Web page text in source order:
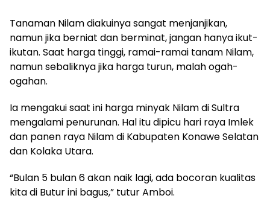
Tanaman Nilam diakuinya sangat menjanjikan,
namun jika berniat dan berminat, jangan hanya ikut-
ikutan. Saat harga tinggi, ramai-ramai tanam Nilam,
namun sebaliknya jika harga turun, malah ogah-
ogahan.
Ia mengakui saat ini harga minyak Nilam di Sultra
mengalami penurunan. Hal itu dipicu hari raya Imlek
dan panen raya Nilam di Kabupaten Konawe Selatan
dan Kolaka Utara.
“Bulan 5 bulan 6 akan naik lagi, ada bocoran kualitas
kita di Butur ini bagus,” tutur Amboi.